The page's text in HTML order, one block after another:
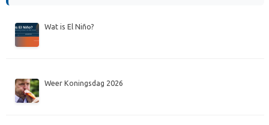
Wat is El Niño?
Weer Koningsdag 2026